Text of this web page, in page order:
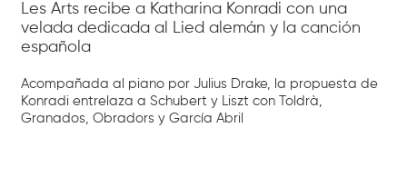
Les Arts recibe a Katharina Konradi con una
velada dedicada al Lied alemán y la canción
española
Acompañada al piano por Julius Drake, la propuesta de
Konradi entrelaza a Schubert y Liszt con Toldrà,
Granados, Obradors y García Abril